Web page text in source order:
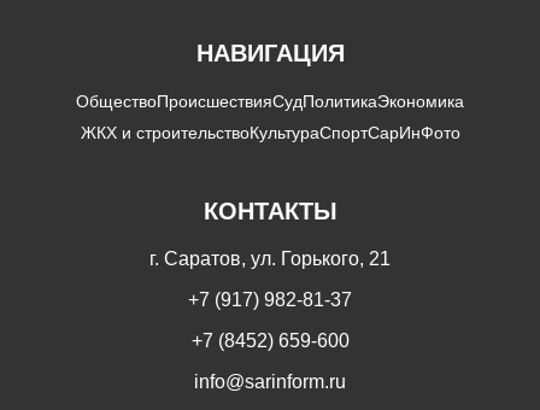
НАВИГАЦИЯ
ОбществоПроисшествияСудПолитикаЭкономика
ЖКХ и строительствоКультураСпортСарИнФото
КОНТАКТЫ
г. Саратов, ул. Горького, 21
+7 (917) 982-81-37
+7 (8452) 659-600
info@sarinform.ru